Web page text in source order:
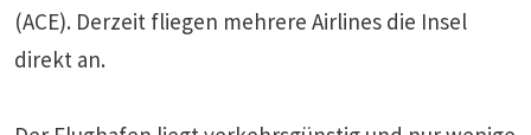
(ACE). Derzeit fliegen mehrere Airlines die Insel
direkt an.